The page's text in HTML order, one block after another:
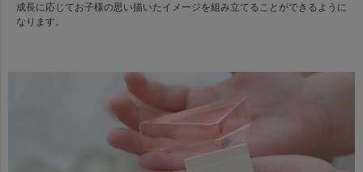
成長に応じてお子様の思い描いたイメージを組み立てることができるように
なります。